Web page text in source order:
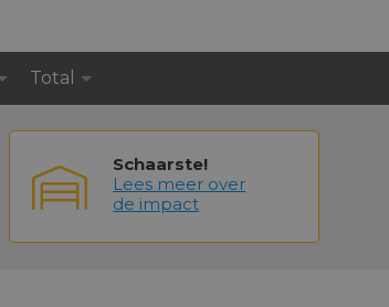
Total
Schaarste!
Lees meer over
de impact